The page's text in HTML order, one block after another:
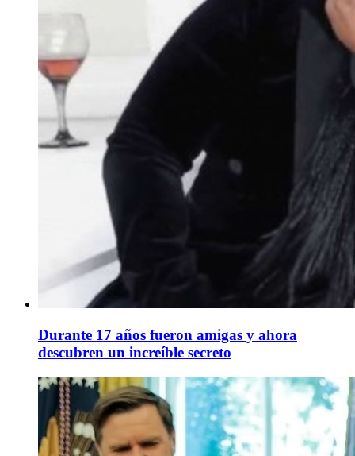
Durante 17 años fueron amigas y ahora
descubren un increíble secreto